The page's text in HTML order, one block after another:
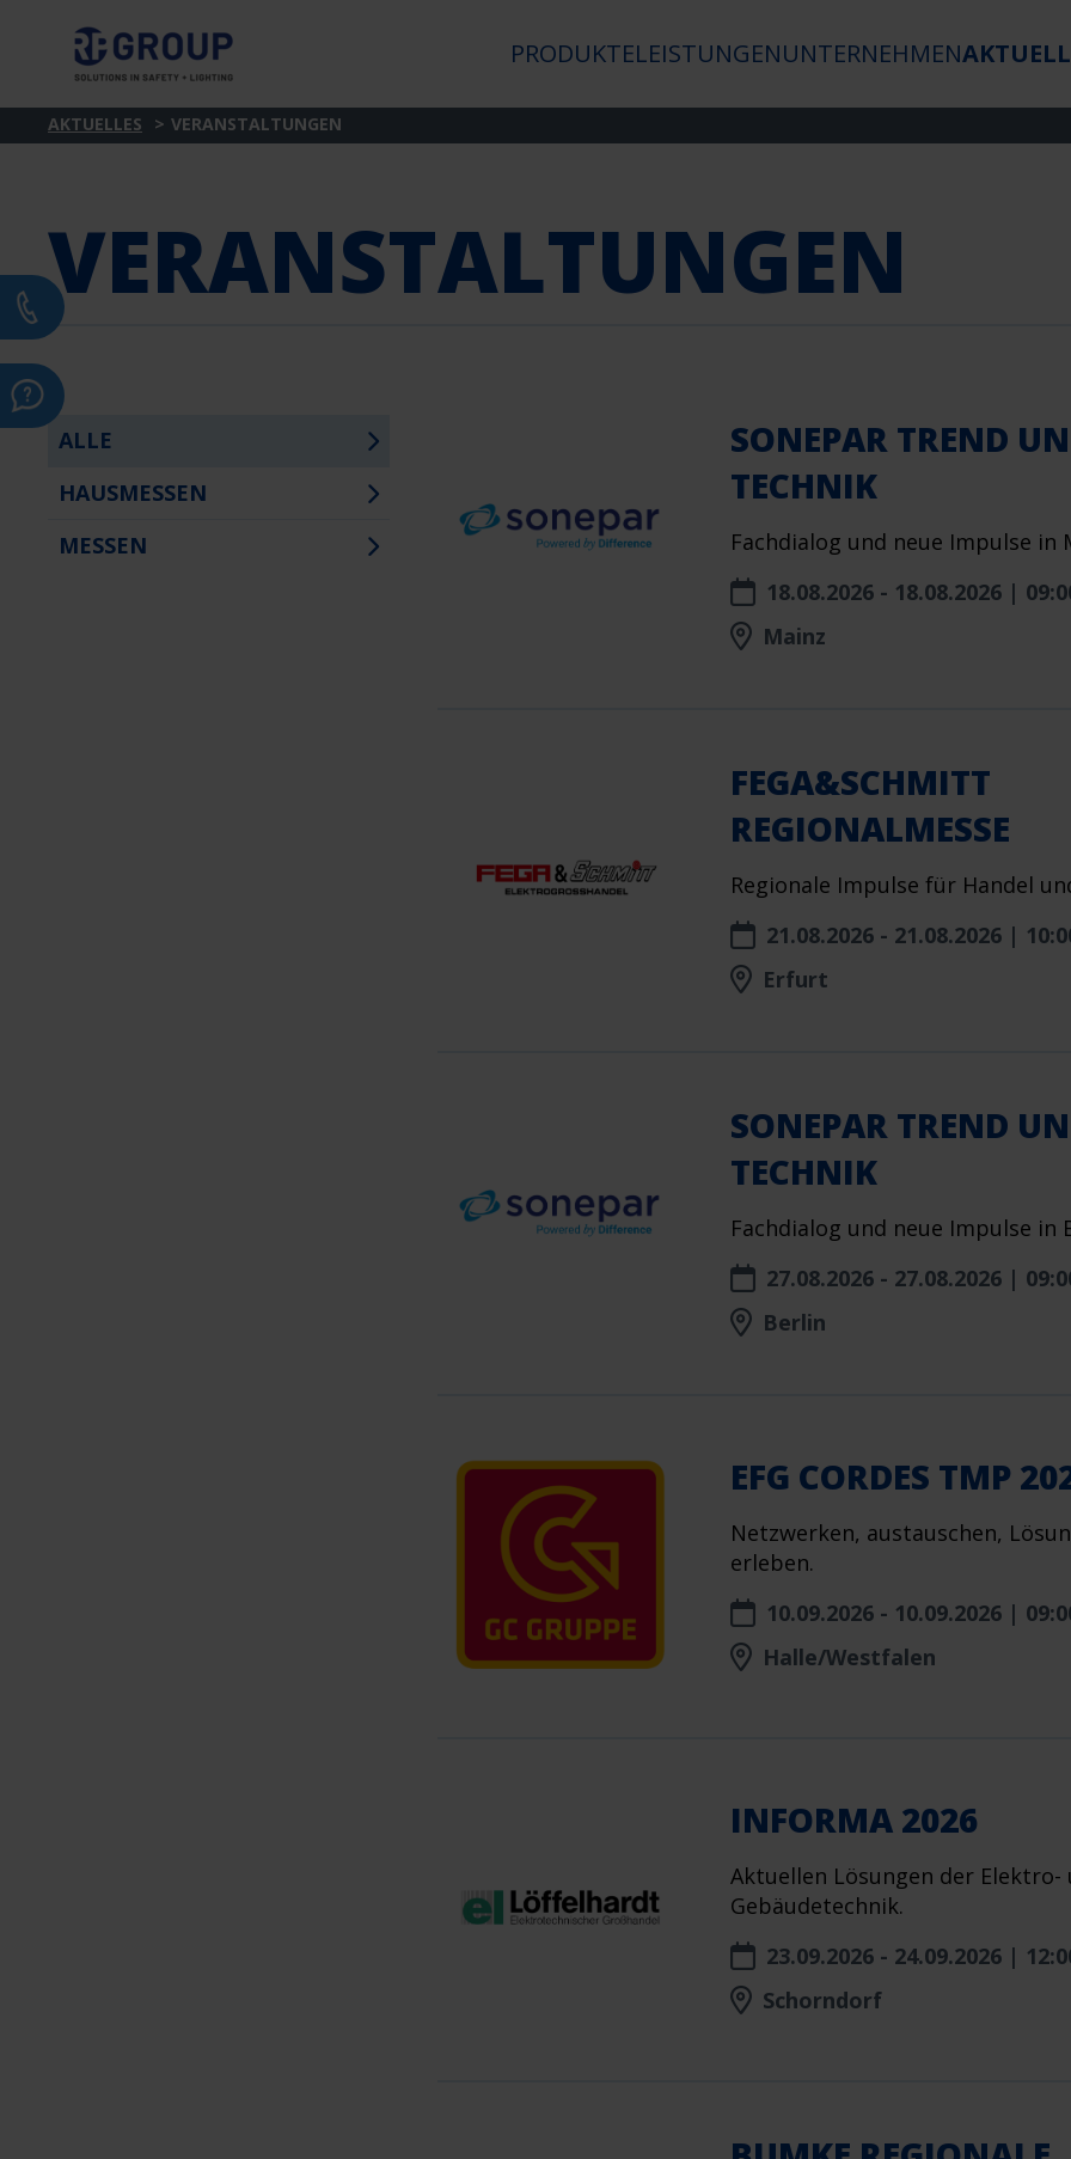
PRODUKTELEISTUNGENUNTERNEHMEN
AKTUELLES VERANSTALTUNGEN
VERANSTALTUNGEN
ALLE
HAUSMESSEN
MESSEN
SONEPAR TREND
TECHNIK
Fachdialog und neue Impulse in
18.08.2026 - 18.08.2026 |
Mainz
FEGA&SCHMITT
REGIONALMESSE
Regionale Impulse für Handel
21.08.2026 - 21.08.2026 |
Erfurt
SONEPAR TREND
TECHNIK
Fachdialog und neue Impulse in
27.08.2026 - 27.08.2026 |
Berlin
EFG CORDES TMP
Netzwerken, austauschen,
erleben.
10.09.2026 - 10.09.2026 |
Halle/Westfalen
INFORMA 2026
Aktuellen Lösungen der Elektro-
Gebäudetechnik.
23.09.2026 - 24.09.2026 |
Schorndorf